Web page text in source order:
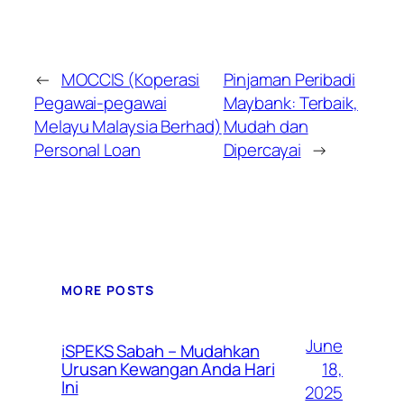
← MOCCIS (Koperasi
Pegawai-pegawai
Melayu Malaysia Berhad)
Personal Loan
Pinjaman Peribadi
Maybank: Terbaik,
Mudah dan
Dipercayai →
MORE POSTS
iSPEKS Sabah – Mudahkan
Urusan Kewangan Anda Hari
Ini
June
18,
2025